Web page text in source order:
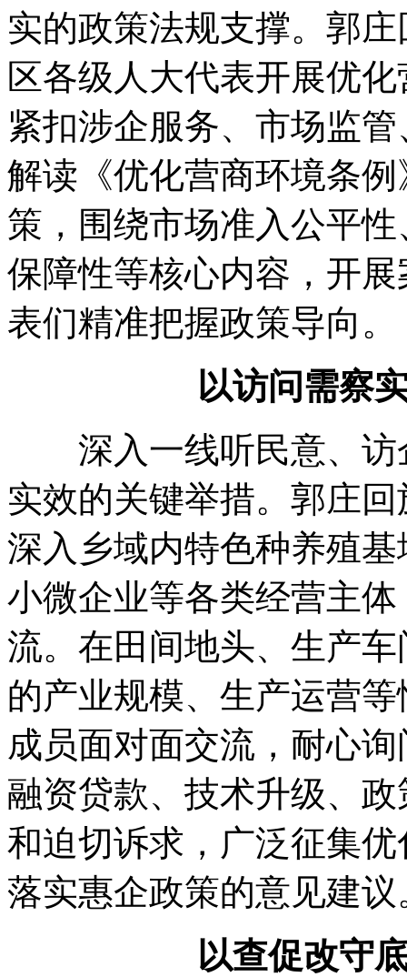
实的政策法规支撑。郭
区各级人大代表开展优
紧扣涉企服务、市场监
解读《优化营商环境条
策，围绕市场准入公平
保障性等核心内容，开
表们精准把握政策导向。
以访问需察
深入一线听民意、访
实效的关键举措。郭庄
深入乡域内特色种养殖
小微企业等各类经营主
流。在田间地头、生产
的产业规模、生产运营
成员面对面交流，耐心
融资贷款、技术升级、
和迫切诉求，广泛征集
落实惠企政策的意见建议
以查促改守